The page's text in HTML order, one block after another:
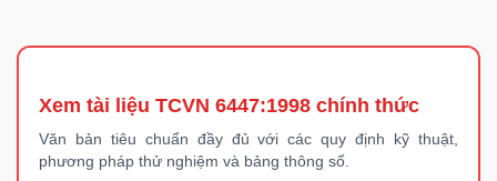
Xem tài liệu TCVN 6447:1998 chính thức
Văn bản tiêu chuẩn đầy đủ với các quy định kỹ thuật,
phương pháp thử nghiệm và bảng thông số.